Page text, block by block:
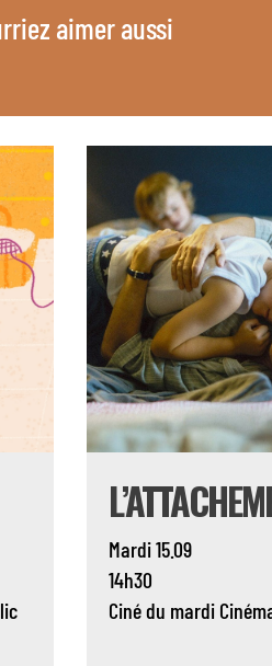
aimer aussi
Mardi 15.09
14h30
Ciné du mardi